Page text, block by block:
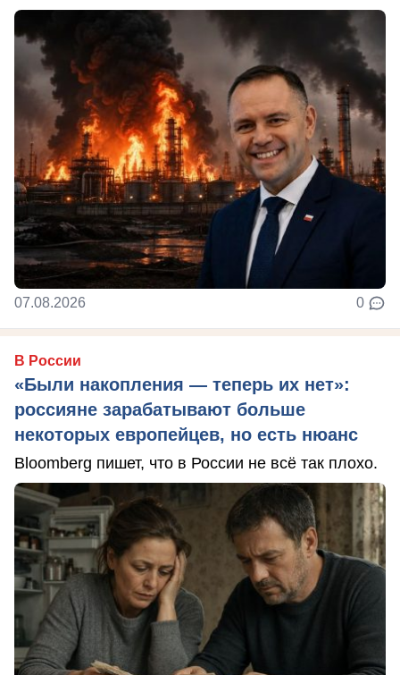
07.08.2026 0
В России
«Были накопления — теперь их нет»:
россияне зарабатывают больше
некоторых европейцев, но есть нюанс
Bloomberg пишет, что в России не всё так плохо.